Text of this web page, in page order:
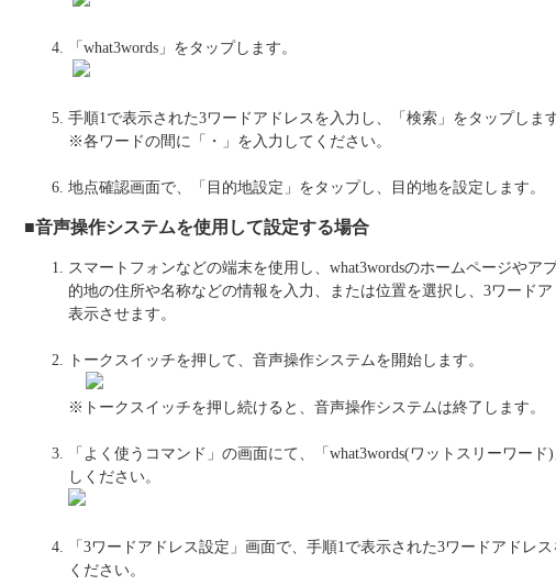
「what3words」をタップします。
手順1で表示された3ワードアドレスを入力し、「検索」をタップします
※各ワードの間に「・」を入力してください。
地点確認画面で、「目的地設定」をタップし、目的地を設定します。
■音声操作システムを使用して設定する場合
スマートフォンなどの端末を使用し、what3wordsのホームページやア
的地の住所や名称などの情報を入力、または位置を選択し、3ワードア
表示させます。
トークスイッチを押して、音声操作システムを開始します。
※トークスイッチを押し続けると、音声操作システムは終了します。
「よく使うコマンド」の画面にて、「what3words(ワットスリーワード
しください。
「3ワードアドレス設定」画面で、手順1で表示された3ワードアドレス
ください。